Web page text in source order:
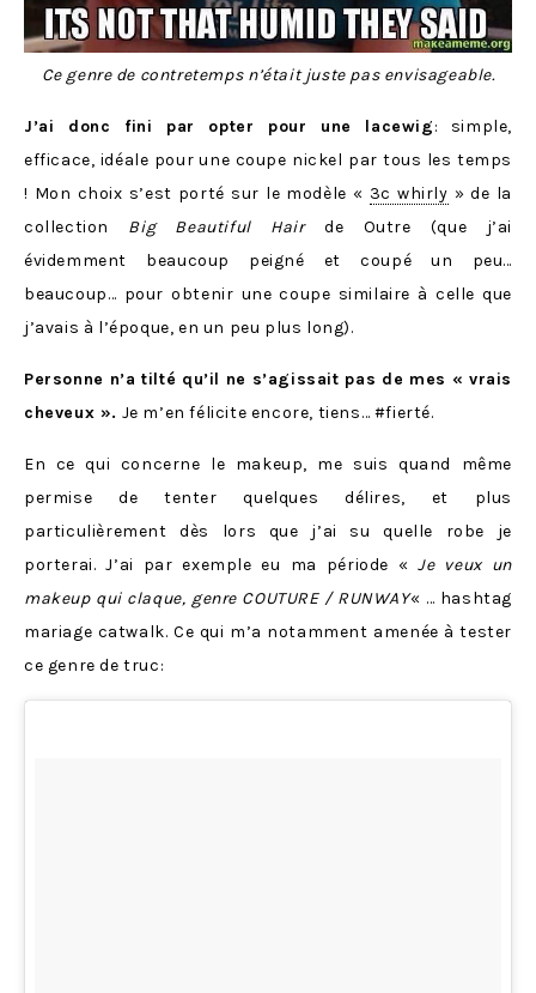
Ce genre de contretemps n’était juste pas envisageable.
J’ai donc fini par opter pour une lacewig: simple,
efficace, idéale pour une coupe nickel par tous les temps
! Mon choix s’est porté sur le modèle « 3c whirly » de la
collection Big Beautiful Hairde Outre (que j’ai
évidemment beaucoup peigné et coupé un peu…
beaucoup… pour obtenir une coupe similaire à celle que
j’avais à l’époque, en un peu plus long).
Personne n’a tilté qu’il ne s’agissait pas de mes « vrais
cheveux ». Je m’en félicite encore, tiens… #fierté.
En ce qui concerne le makeup, me suis quand même
permise de tenter quelques délires, et plus
particulièrement dès lors que j’ai su quelle robe je
porterai. J’ai par exemple eu ma période «Je veux un
makeup qui claque, genre COUTURE / RUNWAY« … hashtag
mariage catwalk. Ce qui m’a notamment amenée à tester
ce genre de truc: